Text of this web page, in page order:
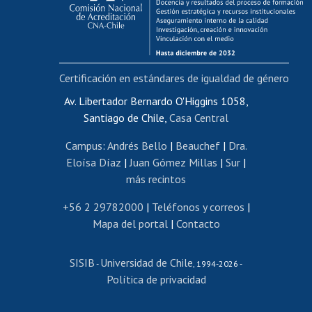
Funcionarias/os
Cursos internos de capacitación
Bienestar del personal
Portal de movilidad interna
Certificado de renta
Certificado de renta honorarios
Editar páginas blancas
Extranjeras/os
Revalidación y reconocimiento de títulos
Postulación al Programa de Movilidad Estudiantil
Cursos de español
Av. Libertador Bernardo O'Higgins 1058,
Santiago de Chile, Casa Central
Campus: Andrés Bello | Beauchef| Dra.
Eloísa Díaz |Juan Gómez Millas | Sur |
más recintos
+56 2 29782000 | Teléfonos y correos |
Mapa del portal| Contacto
SISIB - Universidad de Chile, 1994-2026 -
Política de privacidad
Certificación en estándares de igualdad de género